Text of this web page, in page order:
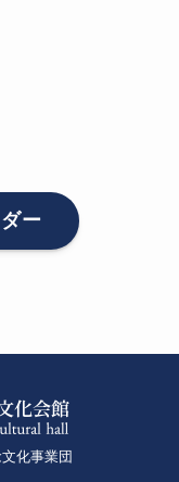
ー
化事業団